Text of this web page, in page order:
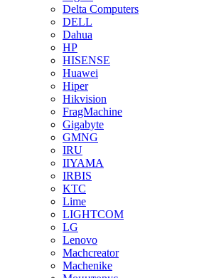
Delta Computers
DELL
Dahua
HP
HISENSE
Huawei
Hiper
Hikvision
FragMachine
Gigabyte
GMNG
IRU
IIYAMA
IRBIS
KTC
Lime
LIGHTCOM
LG
Lenovo
Machcreator
Machenike